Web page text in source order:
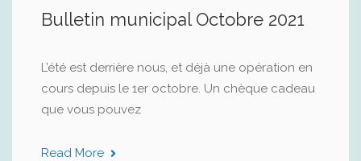
Bulletin municipal Octobre 2021
L’été est derrière nous, et déjà une opération en
cours depuis le 1er octobre. Un chèque cadeau
que vous pouvez
Read More